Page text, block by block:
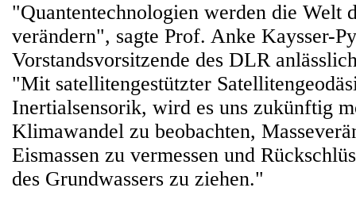
"Quantentechnologien werden die Welt
verändern", sagte Prof. Anke Kaysser-
Vorstandsvorsitzende des DLR
"Mit satellitengestützter
Inertialsensorik, wird es uns zukünftig
Klimawandel zu beobachten,
Eismassen zu vermessen und
des Grundwassers zu ziehen."